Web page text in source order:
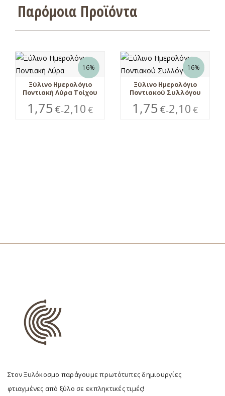
Παρόμοια Προϊόντα
16%
Ξύλινο Ημερολόγιο
Ποντιακή Λύρα Τοίχου
1,75 €–2,10 €
16%
Ξύλινο Ημερολόγιο
Ποντιακού Συλλόγου
1,75 €–2,10 €
Στον Ξυλόκοσμο παράγουμε πρωτότυπες δημιουργίες
φτιαγμένες από ξύλο σε εκπληκτικές τιμές!